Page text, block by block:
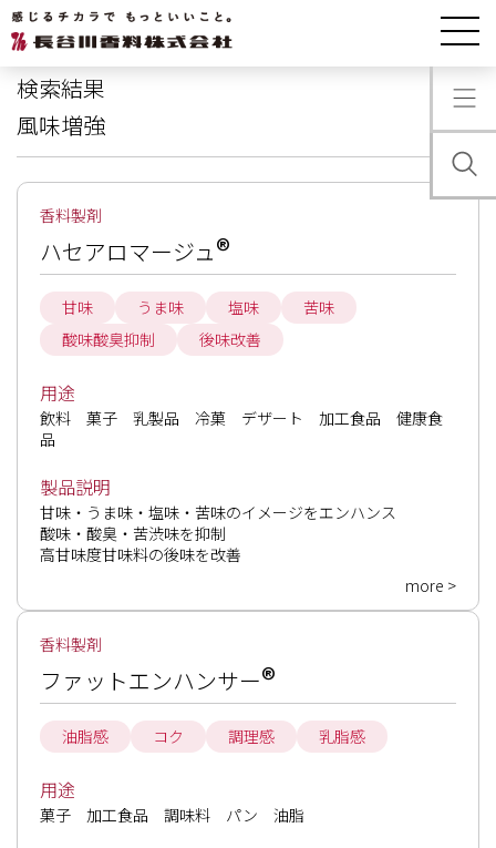
製品情報 検索結果
検索結果
風味増強
香料製剤
ハセアロマージュ®
甘味 うま味 塩味
苦味
酸味酸臭抑制
後味改善
用途
飲料　菓子　乳製品　冷菓　デザート　加工食品　健康食
品
製品説明
甘味・うま味・塩味・苦味のイメージをエンハンス
酸味・酸臭・苦渋味を抑制
高甘味度甘味料の後味を改善
more >
香料製剤
ファットエンハンサー®
油脂感 コク 調理感 乳脂感
用途
菓子　加工食品　調味料　パン　油脂